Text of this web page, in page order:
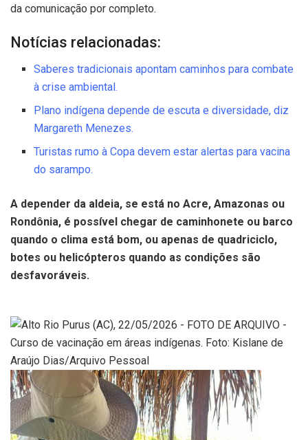
da comunicação por completo.
Notícias relacionadas:
Saberes tradicionais apontam caminhos para combate
à crise ambiental.
Plano indígena depende de escuta e diversidade, diz
Margareth Menezes.
Turistas rumo à Copa devem estar alertas para vacina
do sarampo.
A depender da aldeia, se está no Acre, Amazonas ou
Rondônia, é possível chegar de caminhonete ou barco
quando o clima está bom, ou apenas de quadriciclo,
botes ou helicópteros quando as condições são
desfavoráveis.